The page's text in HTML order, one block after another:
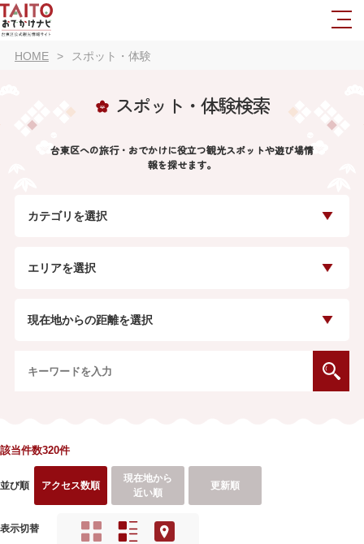
HOME スポット・体験
スポット・体験検索
台東区への旅行・おでかけに役立つ観光スポットや遊び場情
報を探せます。
カテゴリを選択
エリアを選択
現在地からの距離を選択
該当件数320件
並び順 アクセス数順
現在地から
近い順
更新順
表示切替